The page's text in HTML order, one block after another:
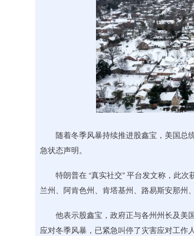
随着冬季风暴持续推进股鑫宝，美国总
急状态声明。
特朗普在 “真实社交” 平台发文称，此次
兰州、阿肯色州、肯塔基州、路易斯安那州
他表示股鑫宝，政府正与各州州长及美
应对冬季风暴，已紧急叫停了灾害应对工作